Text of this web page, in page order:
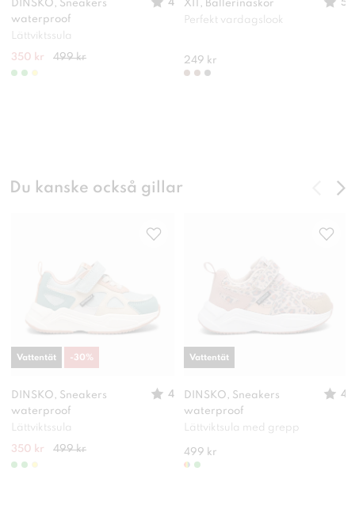
DINSKO, Sneakers
waterproof
4
Lättviktssula
350 kr 499 kr
XIT, Ballerinaskor
5
Perfekt vardagslook
249 kr
Du kanske också gillar
DINSKO, Sneakers
waterproof
4
Lättviktssula
350 kr 499 kr
Vattentät -30%
DINSKO, Sneakers
waterproof
4
Lättviktsula med grepp
499 kr
Vattentät